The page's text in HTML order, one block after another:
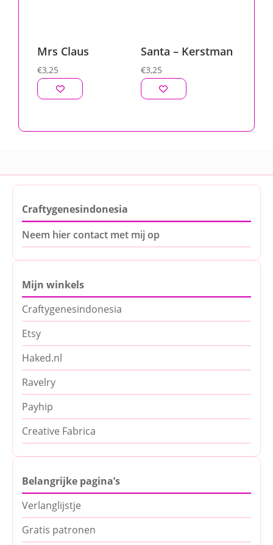
Mrs Claus
€3,25
Santa – Kerstman
€3,25
Craftygenesindonesia
Neem hier contact met mij op
Mijn winkels
Craftygenesindonesia
Etsy
Haked.nl
Ravelry
Payhip
Creative Fabrica
Belangrijke pagina’s
Verlanglijstje
Gratis patronen